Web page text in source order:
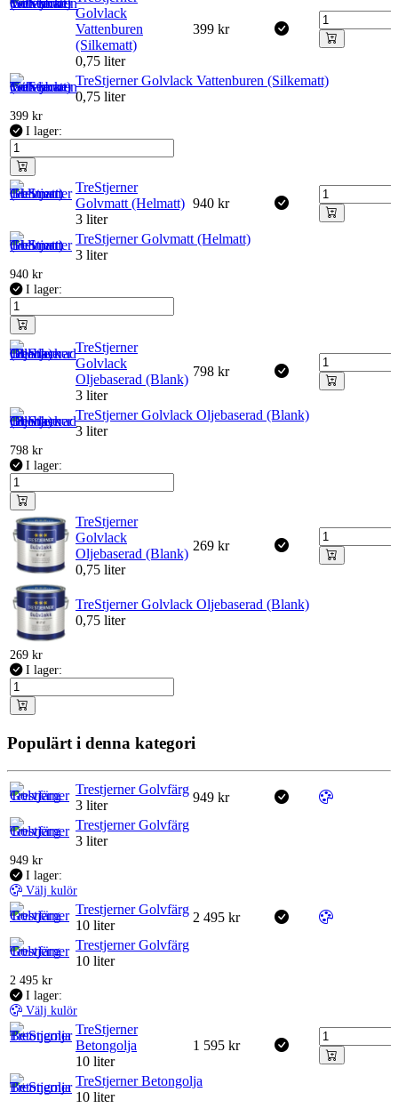
Golvlack
Vattenburen
(Silkematt)
0,75 liter
399 kr
TreStjerner Golvlack Vattenburen (Silkematt)
0,75 liter
399 kr
I lager:
TreStjerner
Golvmatt (Helmatt)
3 liter
940 kr
TreStjerner Golvmatt (Helmatt)
3 liter
940 kr
I lager:
TreStjerner
Golvlack
Oljebaserad (Blank)
3 liter
798 kr
TreStjerner Golvlack Oljebaserad (Blank)
3 liter
798 kr
I lager:
TreStjerner
Golvlack
Oljebaserad (Blank)
0,75 liter
269 kr
TreStjerner Golvlack Oljebaserad (Blank)
0,75 liter
269 kr
I lager:
Populärt i denna kategori
Trestjerner Golvfärg
3 liter
949 kr
Trestjerner Golvfärg
3 liter
949 kr
I lager:
Välj kulör
Trestjerner Golvfärg
10 liter
2 495 kr
Trestjerner Golvfärg
10 liter
2 495 kr
I lager:
Välj kulör
TreStjerner
Betongolja
10 liter
1 595 kr
TreStjerner Betongolja
10 liter